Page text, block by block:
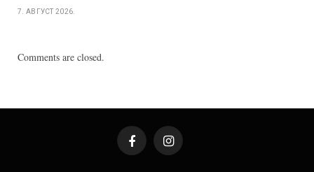
7. АВГУСТ 2026.
Comments are closed.
FacebookInstagram